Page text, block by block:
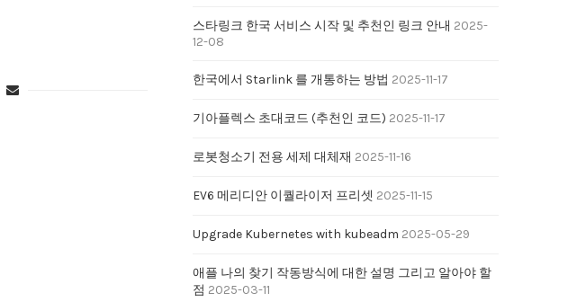
스타링크 한국 서비스 시작 및 추천인 링크 안내 2025-
12-08
한국에서 Starlink 를 개통하는 방법 2025-11-17
기아플렉스 초대코드 (추천인 코드) 2025-11-17
로봇청소기 전용 세제 대체재 2025-11-16
EV6 메리디안 이퀄라이저 프리셋 2025-11-15
Upgrade Kubernetes with kubeadm 2025-05-29
애플 나의 찾기 작동방식에 대한 설명 그리고 알아야 할
점 2025-03-11